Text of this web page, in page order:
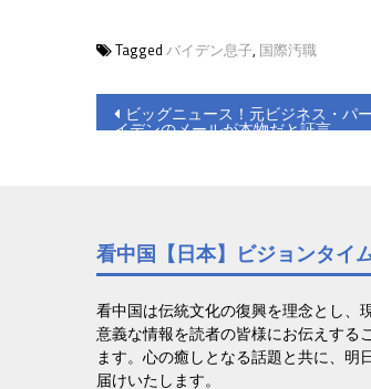
Tagged バイデン息子, 国際汚職
投
ビ
ゲ
ー
シ
ビッグニュース！元ビジネス・パ
イデンのメールが本物だと証言
看中国【日本】ビジョンタイ
看中国は伝統文化の復興を理念とし、
意義な情報を読者の皆様にお伝えする
ます。心の癒しとなる話題と共に、明
届けいたします。